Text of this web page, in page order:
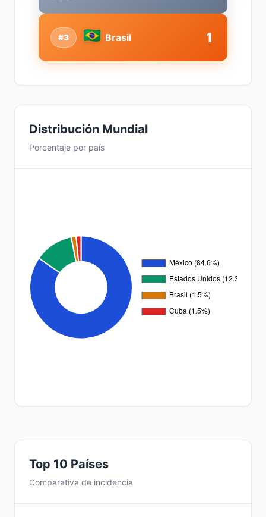
#3 Brasil 1
Distribución Mundial
Porcentaje por país
Top 10 Países
Comparativa de incidencia